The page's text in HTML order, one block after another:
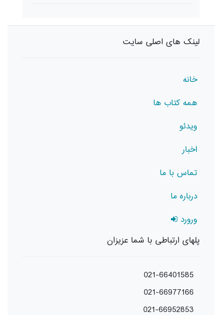
لینک های اصلی سایت
خانه
همه کتاب ها
ویدئو
اخبار
تماس با ما
درباره ما
ورورد
پلهای ارتباطی با شما عزیزان
021-66401585
021-66977166
021-66952853